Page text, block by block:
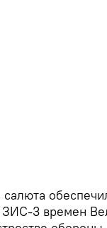
ЗИС-3 времен